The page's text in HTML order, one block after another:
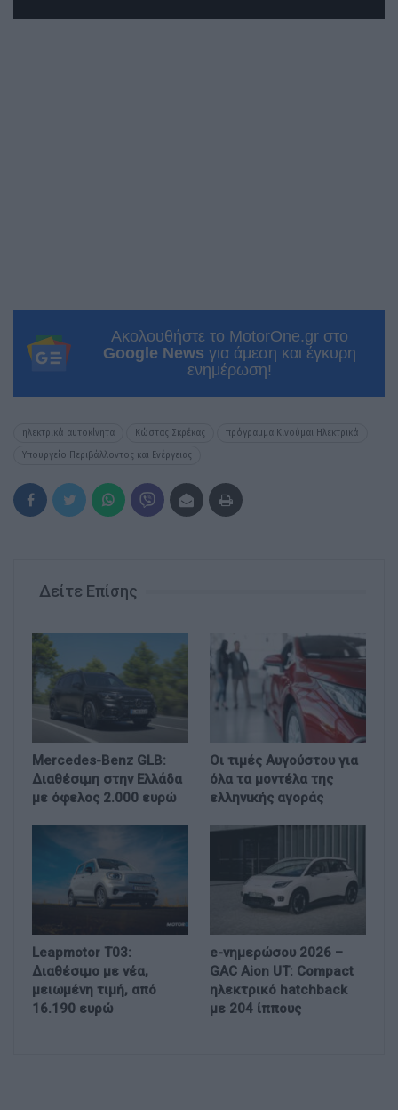
Ακολουθήστε το MotorOne.gr στο
Google News για άμεση και έγκυρη
ενημέρωση!
ηλεκτρικά αυτοκίνητα Κώστας Σκρέκας πρόγραμμα Κινούμαι Ηλεκτρικά
Υπουργείο Περιβάλλοντος και Ενέργειας
Δείτε Επίσης
Mercedes-Benz GLB:
Διαθέσιμη στην Ελλάδα
με όφελος 2.000 ευρώ
Οι τιμές Αυγούστου για
όλα τα μοντέλα της
ελληνικής αγοράς
Leapmotor T03:
Διαθέσιμο με νέα,
μειωμένη τιμή, από
16.190 ευρώ
e-νημερώσου 2026 –
GAC Aion UT: Compact
ηλεκτρικό hatchback
με 204 ίππους